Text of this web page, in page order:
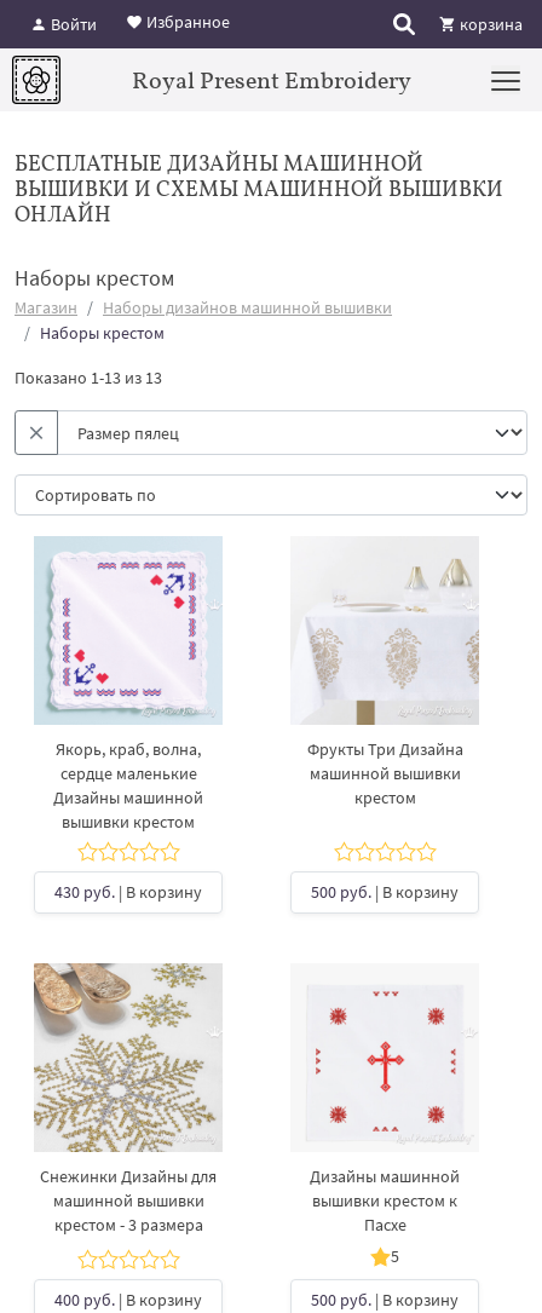
Войти Избранное корзина
Royal Present Embroidery
БЕСПЛАТНЫЕ ДИЗАЙНЫ МАШИННОЙ
ВЫШИВКИ И СХЕМЫ МАШИННОЙ ВЫШИВКИ
ОНЛАЙН
Наборы крестом
Магазин
Наборы дизайнов машинной вышивки
Наборы крестом
Показано 1-13 из 13
Якорь, краб, волна,
сердце маленькие
Дизайны машинной
вышивки крестом
430 руб. | В корзину
Фрукты Три Дизайна
машинной вышивки
крестом
500 руб. | В корзину
Снежинки Дизайны для
машинной вышивки
крестом - 3 размера
400 руб. | В корзину
Дизайны машинной
вышивки крестом к
Пасхе
5
500 руб. | В корзину